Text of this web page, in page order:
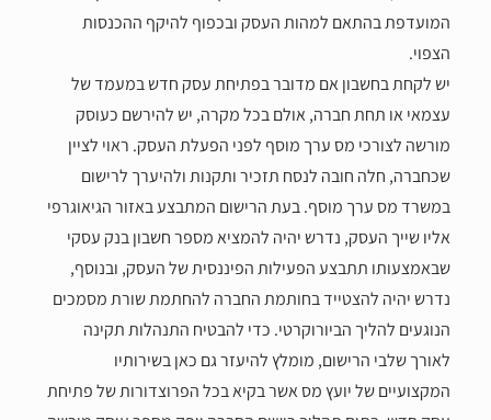
המועדפת בהתאם למהות העסק ובכפוף להיקף ההכנסות
הצפוי.
יש לקחת בחשבון אם מדובר בפתיחת עסק חדש במעמד של
עצמאי או תחת חברה, אולם בכל מקרה, יש להירשם כעוסק
מורשה לצורכי מס ערך מוסף לפני הפעלת העסק. ראוי לציין
שכחברה, חלה חובה לנסח תזכיר ותקנות ולהיערך לרישום
במשרד מס ערך מוסף. בעת הרישום המתבצע באזור הגיאוגרפי
אליו שייך העסק, נדרש יהיה להמציא מספר חשבון בנק עסקי
שבאמצעותו תתבצע הפעילות הפיננסית של העסק, ובנוסף,
נדרש יהיה להצטייד בחותמת החברה להחתמת שורת מסמכים
הנוגעים להליך הביורוקרטי. כדי להבטיח התנהלות תקינה
לאורך שלבי הרישום, מומלץ להיעזר גם כאן בשירותיו
המקצועיים של יועץ מס אשר בקיא בכל הפרוצדורות של פתיחת